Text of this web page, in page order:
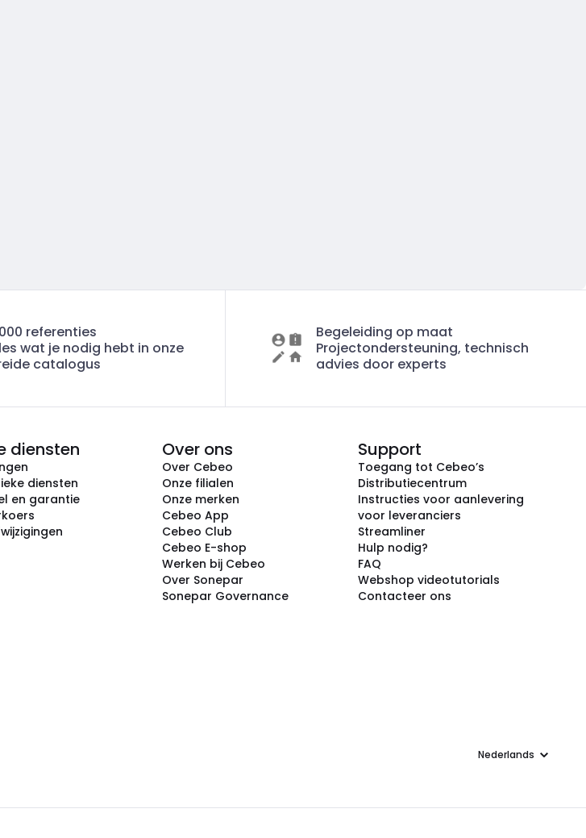
referenties
wat je nodig hebt in onze
catalogus
Begeleiding op maat
Projectondersteuning, technisch
advies door experts
diensten
diensten
en garantie
Over ons
Over Cebeo
Onze filialen
Onze merken
Cebeo App
Cebeo Club
Cebeo E-shop
Werken bij Cebeo
Over Sonepar
Sonepar Governance
Support
Toegang tot Cebeo’s
Distributiecentrum
Instructies voor aanlevering
voor leveranciers
Streamliner
Hulp nodig?
FAQ
Webshop videotutorials
Contacteer ons
Taal